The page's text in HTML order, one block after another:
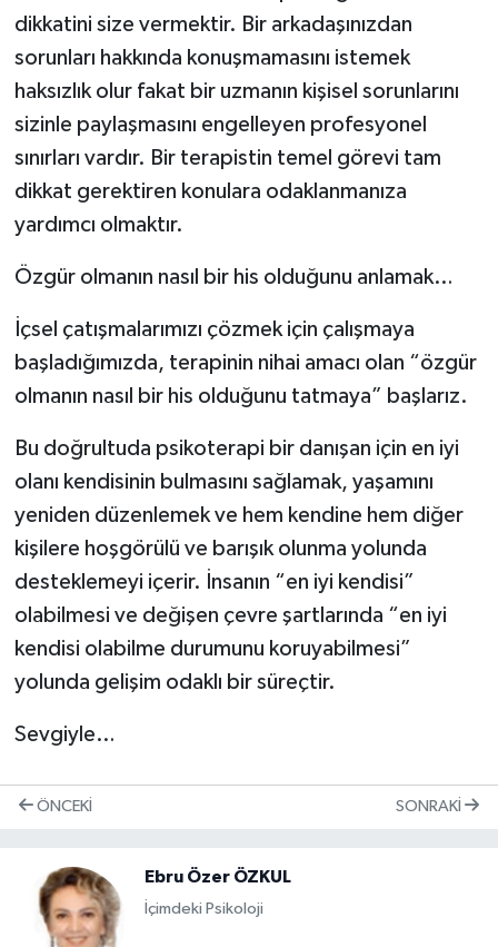
dikkatini size vermektir. Bir arkadaşınızdan
sorunları hakkında konuşmamasını istemek
haksızlık olur fakat bir uzmanın kişisel sorunlarını
sizinle paylaşmasını engelleyen profesyonel
sınırları vardır. Bir terapistin temel görevi tam
dikkat gerektiren konulara odaklanmanıza
yardımcı olmaktır.
Özgür olmanın nasıl bir his olduğunu anlamak…
İçsel çatışmalarımızı çözmek için çalışmaya
başladığımızda, terapinin nihai amacı olan “özgür
olmanın nasıl bir his olduğunu tatmaya” başlarız.
Bu doğrultuda psikoterapi bir danışan için en iyi
olanı kendisinin bulmasını sağlamak, yaşamını
yeniden düzenlemek ve hem kendine hem diğer
kişilere hoşgörülü ve barışık olunma yolunda
desteklemeyi içerir. İnsanın “en iyi kendisi”
olabilmesi ve değişen çevre şartlarında “en iyi
kendisi olabilme durumunu koruyabilmesi”
yolunda gelişim odaklı bir süreçtir.
Sevgiyle…
ÖNCEKI SONRAKI
Ebru Özer ÖZKUL
İçimdeki Psikoloji